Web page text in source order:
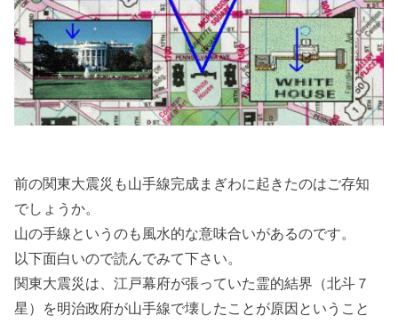
前の関東大震災も山手線完成まぎわに起きたのはご存知
でしょうか。
山の手線というのも風水的な意味合いがあるのです。
以下面白いので読んでみて下さい。
関東大震災は、江戸幕府が張っていた霊的結界（北斗７
星）を明治政府が山手線で壊したことが原因ということ